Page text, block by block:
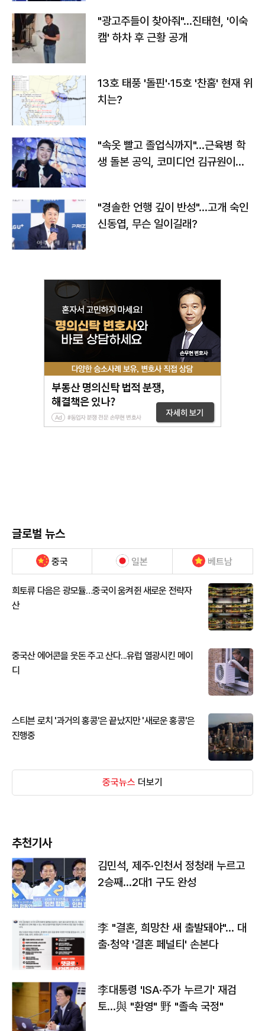
"광고주들이 찾아줘"…진태현, '이숙
캠' 하차 후 근황 공개
13호 태풍 '돌핀'·15호 '찬홈' 현재 위
치는?
"속옷 빨고 졸업식까지"…근육병 학
생 돌본 공익, 코미디언 김규원이었
"경솔한 언행 깊이 반성"…고개 숙인
신동엽, 무슨 일이길래?
글로벌 뉴스
중국 일본 베트남
희토류 다음은 광모듈…중국이 움켜쥔 새로운 전략자
산
중국산 에어콘을 웃돈 주고 산다...유럽 열광시킨 메이
디
스티븐 로치 '과거의 홍콩'은 끝났지만 '새로운 홍콩'은
진행중
중국뉴스 더보기
추천기사
김민석, 제주·인천서 정청래 누르고
2승째…2대1 구도 완성
李 "결혼, 희망찬 새 출발돼야"… 대
출·청약 '결혼 페널티' 손본다
李대통령 'ISA·주가 누르기' 재검
토…與 "환영" 野 "졸속 국정"